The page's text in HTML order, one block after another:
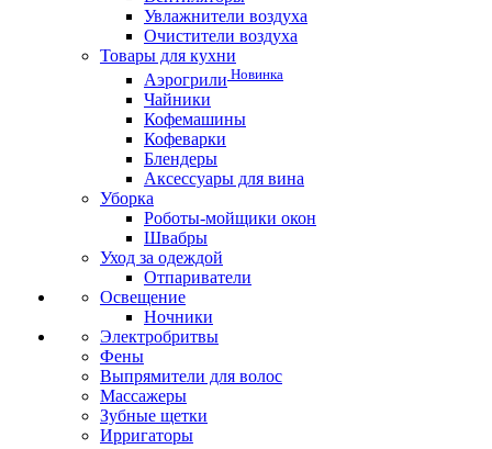
Увлажнители воздуха
Очистители воздуха
Товары для кухни
Аэрогрили Новинка
Чайники
Кофемашины
Кофеварки
Блендеры
Аксессуары для вина
Уборка
Роботы-мойщики окон
Швабры
Уход за одеждой
Отпариватели
Освещение
Ночники
Электробритвы
Фены
Выпрямители для волос
Массажеры
Зубные щетки
Ирригаторы